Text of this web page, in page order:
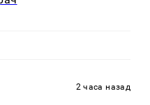
2 часа назад